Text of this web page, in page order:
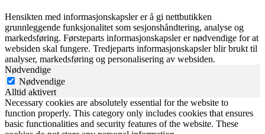
Hensikten med informasjonskapsler er å gi nettbutikken
grunnleggende funksjonalitet som sesjonshåndtering, analyse og
markedsføring. Førsteparts informasjonskapsler er nødvendige for at
websiden skal fungere. Tredjeparts informasjonskapsler blir brukt til
analyser, markedsføring og personalisering av websiden.
Nødvendige
Nødvendige
Alltid aktivert
Necessary cookies are absolutely essential for the website to
function properly. This category only includes cookies that ensures
basic functionalities and security features of the website. These